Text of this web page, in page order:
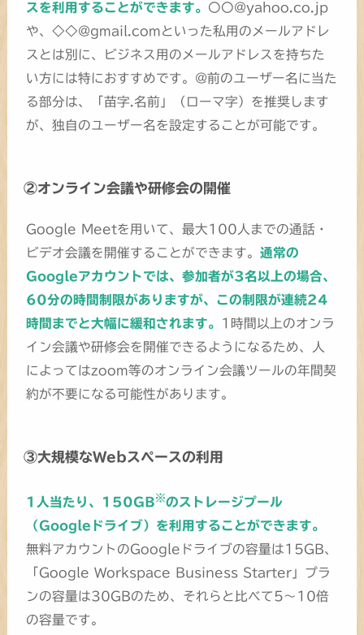
スを利用することができます。 〇〇@yahoo.co.jp
や、◇◇@gmail.comといった私用のメールアドレ
スとは別に、ビジネス用のメールアドレスを持ちた
い方には特におすすめです。@前のユーザー名に当た
る部分は、「苗字.名前」（ローマ字）を推奨します
が、独自のユーザー名を設定することが可能です。
②オンライン会議や研修会の開催
Google Meetを用いて、最大100人までの通話・
ビデオ会議を開催することができます。通常の
Googleアカウントでは、参加者が3名以上の場合、
60分の時間制限がありますが、この制限が連続24
時間までと大幅に緩和されます。
1時間以上のオンラ
イン会議や研修会を開催できるようになるため、人
によってはzoom等のオンライン会議ツールの年間契
約が不要になる可能性があります。
③大規模なWebスペースの利用
1人当たり、150GB※のストレージプール
（Googleドライブ）を利用することができます。
無料アカウントのGoogleドライブの容量は15GB、
「Google Workspace Business Starter」プラ
ンの容量は30GBのため、それらと比べて5～10倍
の容量です。